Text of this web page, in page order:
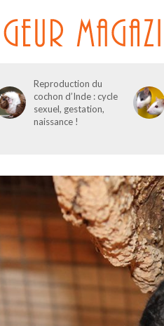
Reproduction du
cochon d’Inde : cycle
sexuel, gestation,
naissance !